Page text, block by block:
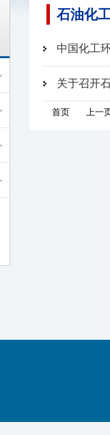
石油化
中国化工
关于召开
首页 上一